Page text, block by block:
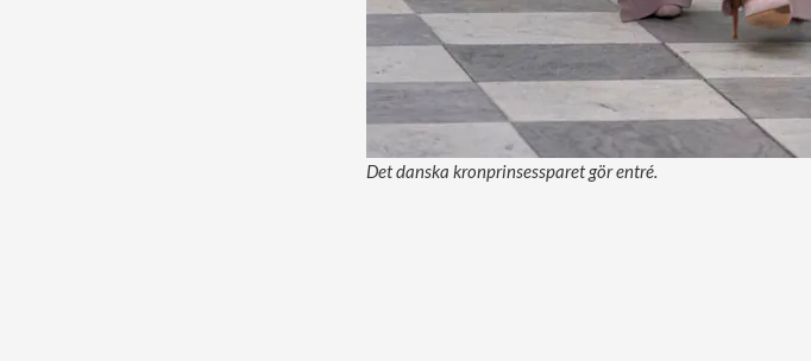
Det danska kronprinsessparet gör entré.